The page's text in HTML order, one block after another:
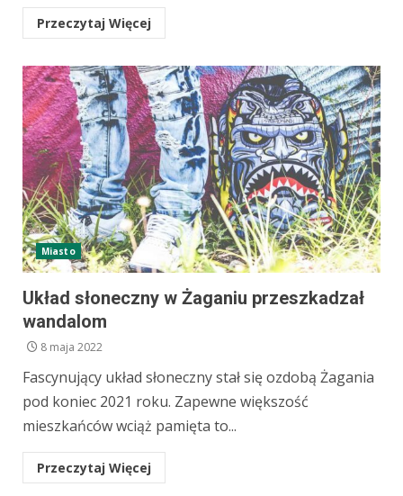
Przeczytaj Więcej
Miasto
Układ słoneczny w Żaganiu przeszkadzał
wandalom
8 maja 2022
Fascynujący układ słoneczny stał się ozdobą Żagania
pod koniec 2021 roku. Zapewne większość
mieszkańców wciąż pamięta to...
Przeczytaj Więcej